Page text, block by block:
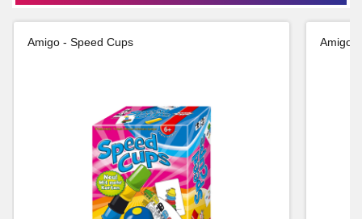
Amigo - Speed Cups Amigo